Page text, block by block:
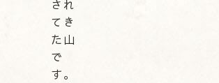
され
てき
た山
で
す。